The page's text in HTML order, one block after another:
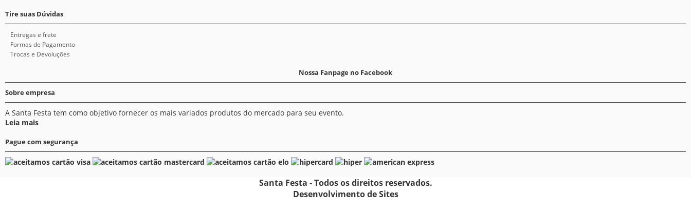
Tire suas Dúvidas
Entregas e frete
Formas de Pagamento
Trocas e Devoluções
Nossa Fanpage no Facebook
Sobre empresa
A Santa Festa tem como objetivo fornecer os mais variados produtos do mercado para seu evento.
Leia mais
Pague com segurança
Santa Festa - Todos os direitos reservados.
Desenvolvimento de Sites